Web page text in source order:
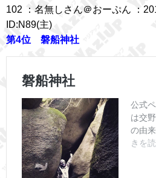
102 ：名無しさん＠おーぷん ：
ID:N89(主)
第4位 磐船神社